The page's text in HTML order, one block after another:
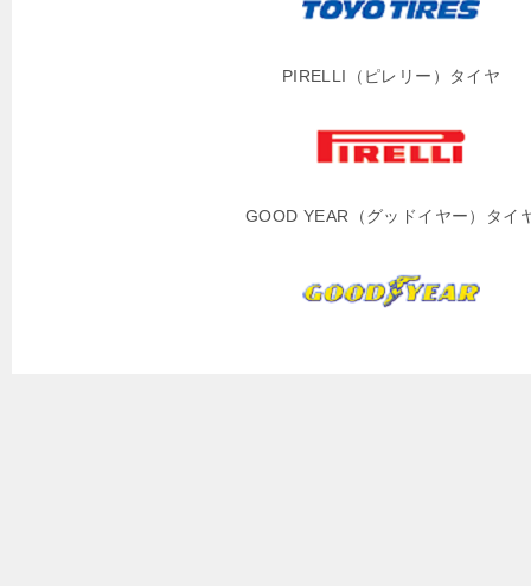
PIRELLI（ピレリー）タイヤ
GOOD YEAR（グッドイヤー）タイ